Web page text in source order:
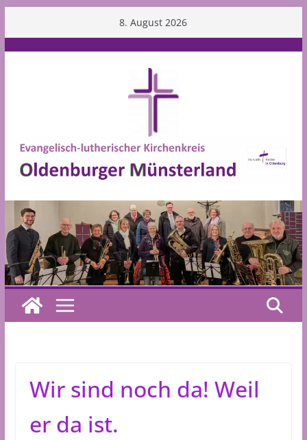
to
content
8. August 2026
Wir sind noch da! Weil
er da ist.